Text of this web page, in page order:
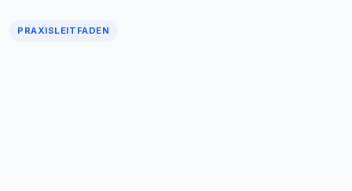
PRAXISLEITFADEN
Online — Fragen Sie mich